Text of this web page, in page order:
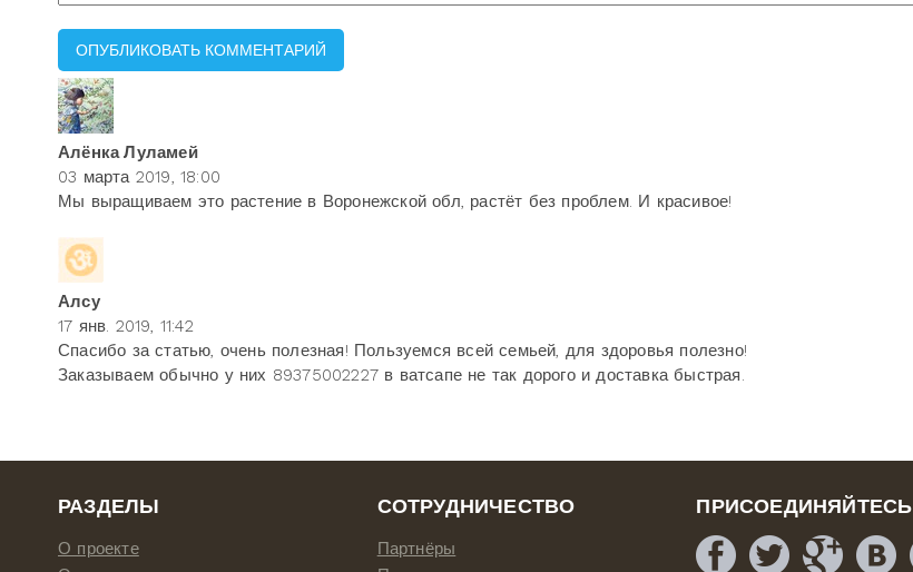
Алёнка Луламей
03 марта 2019, 18:00
Мы выращиваем это растение в Воронежской обл, растёт без проблем. И красивое!
Алсу
17 янв. 2019, 11:42
Спасибо за статью, очень полезная! Пользуемся всей семьей, для здоровья полезно!
Заказываем обычно у них 89375002227 в ватсапе не так дорого и доставка быстрая.
РАЗДЕЛЫ
О проекте
СОТРУДНИЧЕСТВО
Партнёры
ПРИСОЕДИНЯЙТЕСЬ